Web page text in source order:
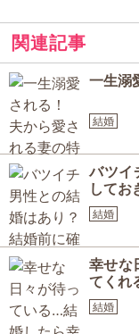
関連記事
一生溺
結婚
バツイ
してお
結婚
幸せな
てくれ
結婚